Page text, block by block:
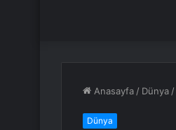
Anasayfa / Dünya /
Dünya